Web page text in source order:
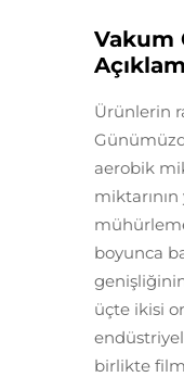
Vakum
Ürünlerin
aerobik
boyunca
üçte ikisi
birlikte